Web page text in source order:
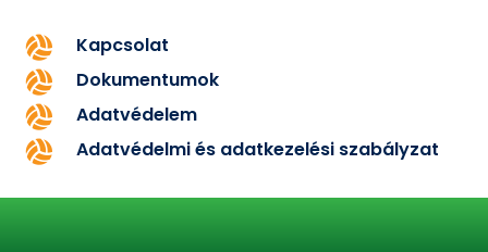
 Kapcsolat
 Dokumentumok
 Adatvédelem
 Adatvédelmi és adatkezelési szabályzat